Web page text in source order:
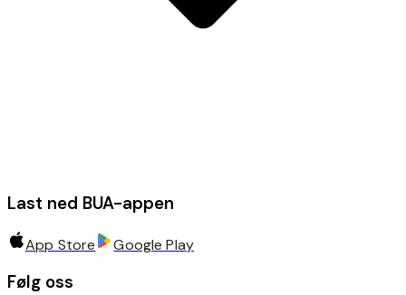
Last ned BUA-appen
App Store Google Play
Følg oss